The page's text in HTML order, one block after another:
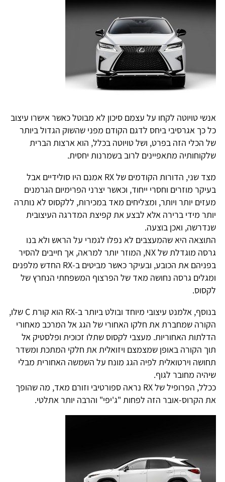
אנשי טויוטה לקחו על עצמם סיכון לא מבוטל כאשר אישרו עיצוב
כל כך אגרסיבי ביחס לדגם הקודם מפני שהשוק הגדול ביותר
של הכלי הזה בפרט, ושל טויוטה בכלל, הוא ארצות הברית
שלקוחותיה מתאפיינים לרוב בשמרנות יחסית.
מצד שני, הדורות הקודמים של RX אמנם היו סולידיים אבל
בעיקר מוזרים וחסרי ייחוד, וכאשר יצרני הפרימיום הגרמנים
מעזים יותר ויותר, ומצליחים מאד במכירות, ללקסוס לא נותרה
יותר מידי ברירה אלא לבצע את קפיצת המדרגה העיצובית
שנדרשה, ואכן בוצעה.
התוצאה היא שהמעצבים לא נפלו לגמרי על הראש ולא בנו
גרסה מוגדלת של NX, המוזר יותר למראה, אך חייבים להסיר
בפניהם את הכובע, ובעיקר כאשר מביטים ב-RX החדש מלפנים
ומגלים גרסה נחושה מאד של הפרצוף המשפחתי הנחרץ של
לקסוס.
בנוסף, אלמנט עיצובי מיוחד ובולט ביותר ב-RX הוא קורת C שלו,
הקורה שמחברת את חלקו האחורי של הגג אל המרכב מאחורי
הדלתות האחוריות. מעצבי לקסוס שתלו זכוכית ופלסטיק אל
תוך הקורה באופן שמצמצם ויזואלית את חלקי המתכת ומשדר
תחושה וירטואלית לפיה הגג מונח על השמשה האחורית מבלי
שיהיה מחובר לגוף.
ככלל, הפרופיל של RX נראה ספורטיבי וזורם מאד, מה שהופך
את הקרוס-אובר הזה לפחות "ג'יפי" והרבה יותר אתלטי.